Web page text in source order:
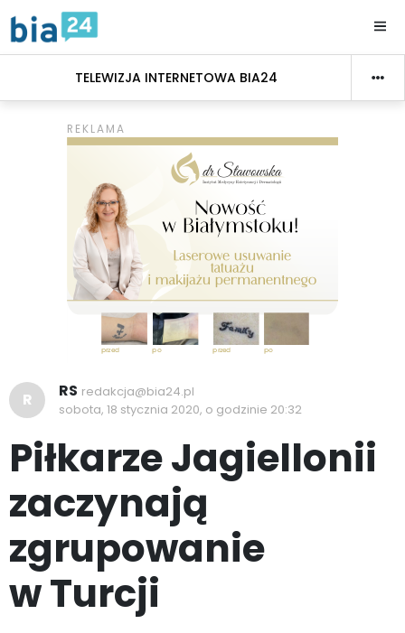
TELEWIZJA INTERNETOWA BIA24
R RS redakcja@bia24.pl
sobota, 18 stycznia 2020, o godzinie 20:32
Piłkarze Jagiellonii
zaczynają
zgrupowanie
w Turcji